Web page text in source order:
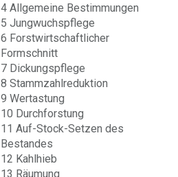
4 Allgemeine Bestimmungen
5 Jungwuchspflege
6 Forstwirtschaftlicher
Formschnitt
7 Dickungspflege
8 Stammzahlreduktion
9 Wertastung
10 Durchforstung
11 Auf-Stock-Setzen des
Bestandes
12 Kahlhieb
13 Räumung